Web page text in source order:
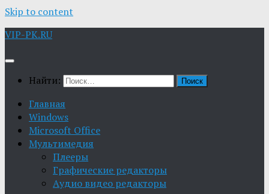
Skip to content
VIP-PK.RU
Найти:
Главная
Windows
Microsoft Office
Мультимедия
Плееры
Графические редакторы
Aудио видео редакторы